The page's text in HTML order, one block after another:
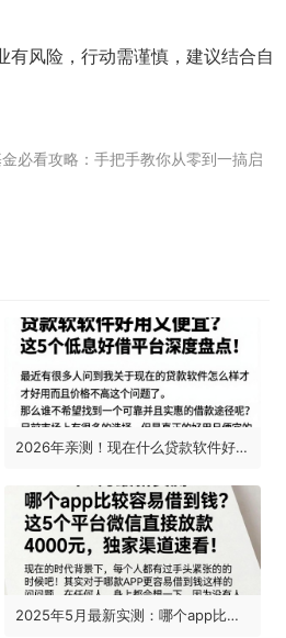
有风险，行动需谨慎，建议结合自
必看攻略：手把手教你从零到一搞启
2026年亲测！现在什么贷款软件好用又便宜？这5个低息好借平台深度盘点！
2025年5月最新实测：哪个app比较容易借到钱？这5个平台微信直接放款4000元，独家渠道速看！